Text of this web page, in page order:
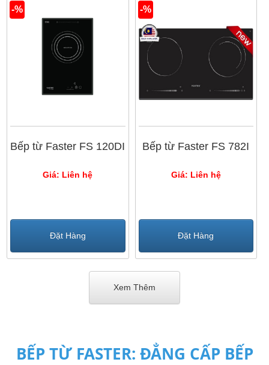
-%
Bếp từ Faster FS 120DI
Giá: Liên hệ
Đặt Hàng
-%
Bếp từ Faster FS 782I
Giá: Liên hệ
Đặt Hàng
Xem Thêm
BẾP TỪ FASTER: ĐẲNG CẤP BẾP